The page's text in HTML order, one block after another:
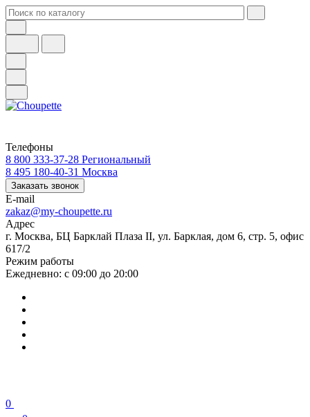
Телефоны
8 800 333-37-28 Региональный
8 495 180-40-31 Москва
Заказать звонок
E-mail
zakaz@my-choupette.ru
Адрес
г. Москва, БЦ Барклай Плаза II, ул. Барклая, дом 6, стр. 5, офис
617/2
Режим работы
Ежедневно: с 09:00 до 20:00
0